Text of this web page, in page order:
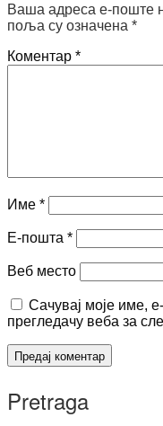
Ваша адреса е-поште
поља су означена *
Коментар *
Име *
Е-пошта *
Веб место
Сачувај моје име,
прегледачу веба за
Pretraga